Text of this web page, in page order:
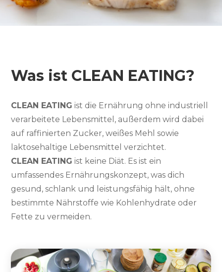
Was ist CLEAN EATING?
CLEAN EATING ist die Ernährung ohne industriell
verarbeitete Lebensmittel, außerdem wird dabei
auf raffinierten Zucker, weißes Mehl sowie
laktosehaltige Lebensmittel verzichtet.
CLEAN EATING ist keine Diät. Es ist ein
umfassendes Ernährungskonzept, was dich
gesund, schlank und leistungsfähig hält, ohne
bestimmte Nährstoffe wie Kohlenhydrate oder
Fette zu vermeiden.